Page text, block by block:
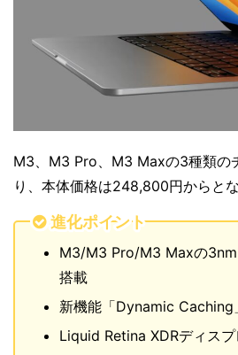
M3、M3 Pro、M3 Maxの3種類の
り、本体価格は248,800円からとな
進化ポイント
M3/M3 Pro/M3 Maxの3nm
搭載
新機能「Dynamic Caching
Liquid Retina XDRディス